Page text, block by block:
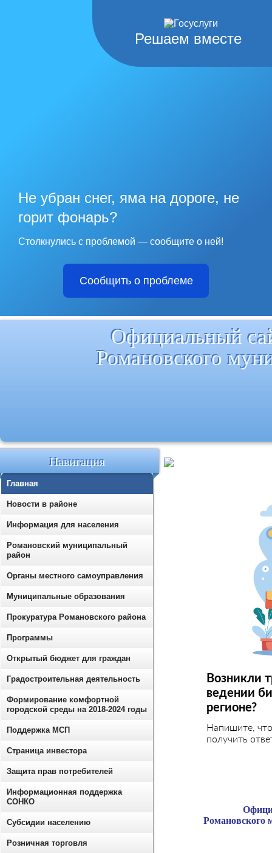
Решаем вместе
Не убран снег, яма на дороге, не
горит фонарь?
Столкнулись с проблемой — сообщите о ней!
Сообщить о проблеме
Официальный
Романовского
Возникли
ведении
регионе?
Напишите,
получить
Романовского
Навигация
Главная
Новости в районе
Информация для населения
Романовский муниципальный
район
Органы местного самоуправления
Муниципальные образования
Прокуратура Романовского района
Программы
Открытый бюджет для граждан
Градостроительная деятельность
Формирование комфортной
городской среды на 2018-2024 годы
Поддержка МСП
Страница инвестора
Защита прав потребителей
Информационная поддержка
СОНКО
Субсидии населению
Розничная торговля